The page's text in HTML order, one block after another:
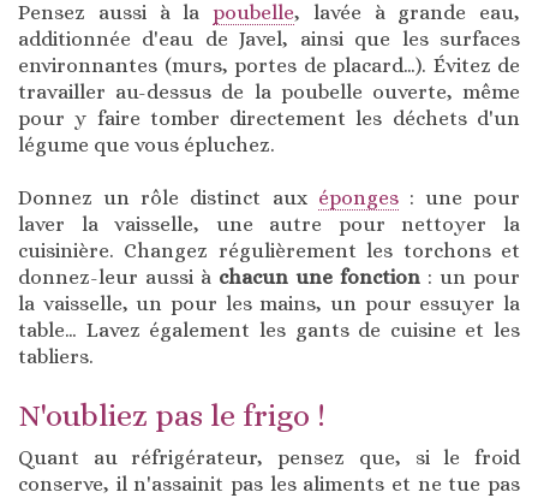
Pensez aussi à la poubelle, lavée à grande eau,
additionnée d'eau de Javel, ainsi que les surfaces
environnantes (murs, portes de placard…). Évitez de
travailler au-dessus de la poubelle ouverte, même
pour y faire tomber directement les déchets d'un
légume que vous épluchez.
Donnez un rôle distinct aux éponges: une pour
laver la vaisselle, une autre pour nettoyer la
cuisinière. Changez régulièrement les torchons et
donnez-leur aussi à chacun une fonction : un pour
la vaisselle, un pour les mains, un pour essuyer la
table… Lavez également les gants de cuisine et les
tabliers.
N'oubliez pas le frigo !
Quant au réfrigérateur, pensez que, si le froid
conserve, il n'assainit pas les aliments et ne tue pas